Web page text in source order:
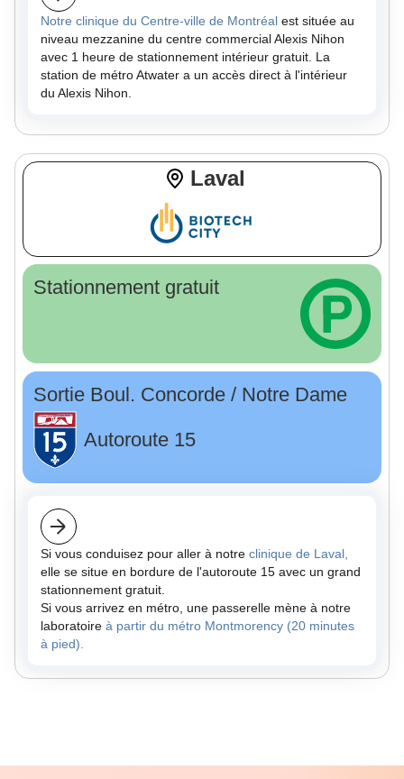
Notre clinique du Centre-ville de Montréal est située au
niveau mezzanine du centre commercial Alexis Nihon
avec 1 heure de stationnement intérieur gratuit. La
station de métro Atwater a un accès direct à l'intérieur
du Alexis Nihon.
Laval
Stationnement gratuit
Sortie Boul. Concorde / Notre Dame
Autoroute 15
Si vous conduisez pour aller à notre clinique de Laval,
elle se situe en bordure de l'autoroute 15 avec un grand
stationnement gratuit.
Si vous arrivez en métro, une passerelle mène à notre
laboratoire à partir du métro Montmorency (20 minutes
à pied).